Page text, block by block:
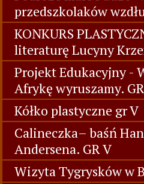
przedszkolaków
KONKURS
literaturę Lucyny
Projekt Edukacyjny -
Afrykę wyruszamy.
Kółko plastyczne gr V
Calineczka– baśń
Andersena. GR V
Wizyta Tygrysków w